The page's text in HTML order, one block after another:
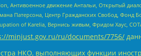
Антивоенное движение Антальи, Открытый
Патерсона, Центр Гражданских Свобод, Фонд
of Karelia, Вернись живым, Фридом Хаус,
minjust.gov.ru/ru/documents/7756/
НКО, выполняющих функции